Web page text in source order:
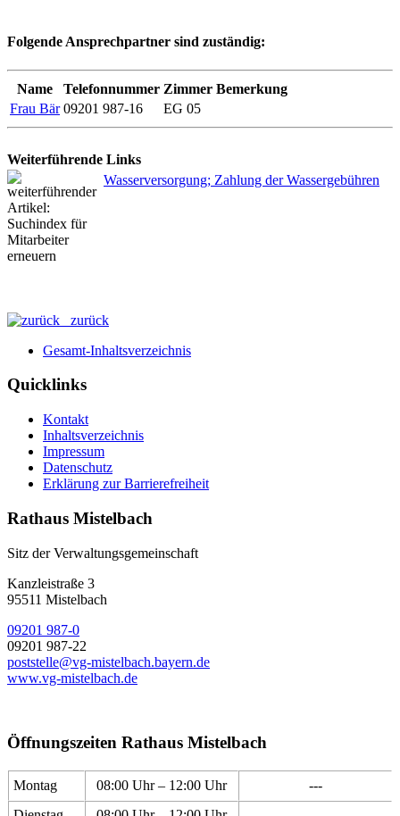
Folgende Ansprechpartner sind zuständig:
Name Telefonnummer Zimmer Bemerkung
Frau Bär 09201 987-16 EG 05
Weiterführende Links
Wasserversorgung; Zahlung der Wassergebühren
zurück
Gesamt-Inhaltsverzeichnis
Quicklinks
Kontakt
Inhaltsverzeichnis
Impressum
Datenschutz
Erklärung zur Barrierefreiheit
Rathaus Mistelbach
Sitz der Verwaltungsgemeinschaft
Kanzleistraße 3
95511 Mistelbach
09201 987-0
09201 987-22
poststelle@vg-mistelbach.bayern.de
www.vg-mistelbach.de
Öffnungszeiten Rathaus Mistelbach
Montag 08:00 Uhr – 12:00 Uhr
---